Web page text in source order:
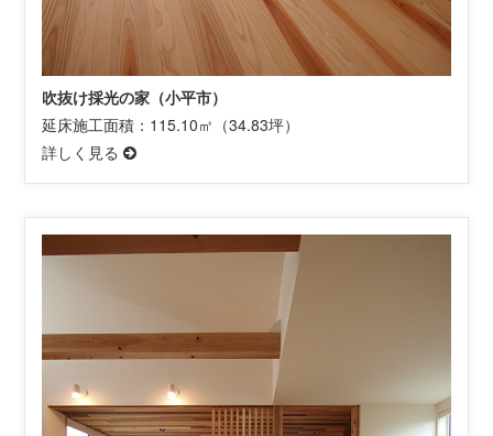
吹抜け採光の家（小平市）
延床施工面積：115.10㎡（34.83坪）
詳しく見る